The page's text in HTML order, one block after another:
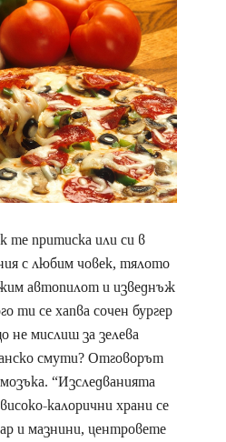
те притиска или си в
с любим човек, тялото
автопилот и изведнъж
ти се хапва сочен бургер
не мислиш за зелева
смути? Отговорът
“Изследванията
калорични храни се
и мазнини, центровете